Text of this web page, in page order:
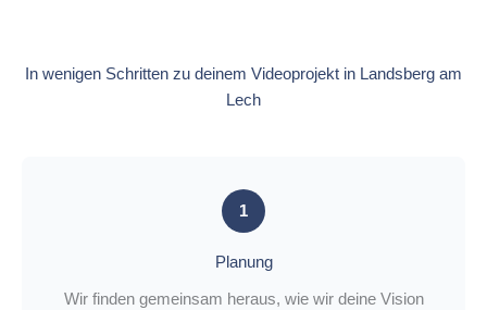
In wenigen Schritten zu deinem Videoprojekt in Landsberg am
Lech
1
Planung
Wir finden gemeinsam heraus, wie wir deine Vision